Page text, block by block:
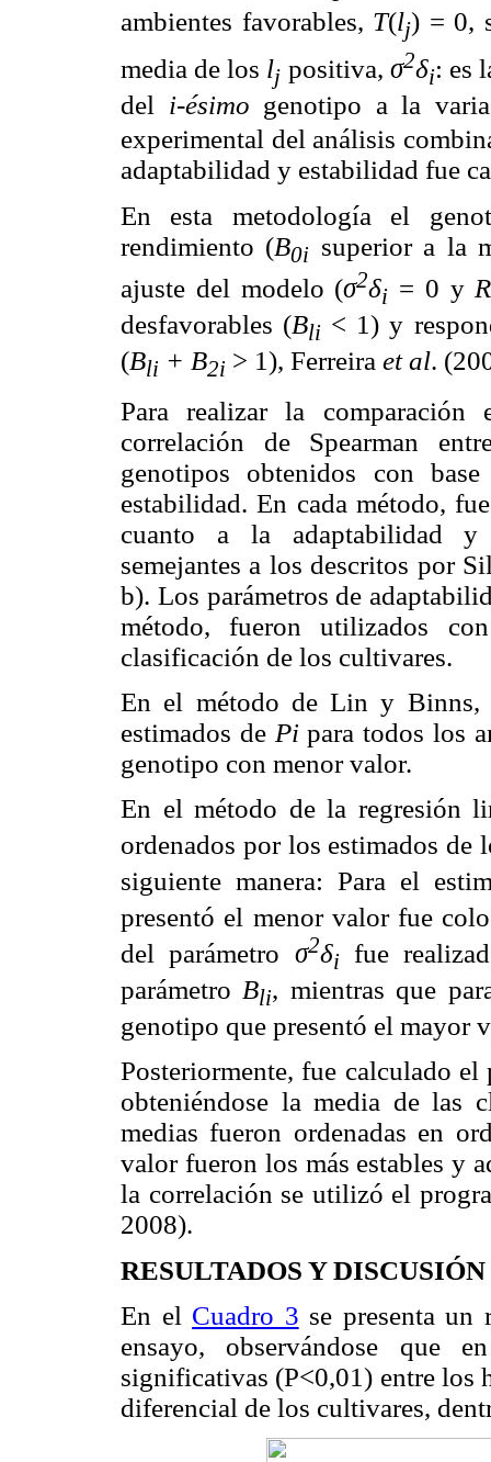
ambientes favorables, T(lj) = 0,
media de los lj positiva, σ2δi: es
del i-ésimo genotipo a la
experimental del análisis
adaptabilidad y estabilidad fue
En esta metodología el
rendimiento (B0i superior a la
ajuste del modelo (σ2δi = 0 y R
desfavorables (Bli < 1) y
(Bli + B2i > 1), Ferreira et al.
Para realizar la comparación
correlación de Spearman
genotipos obtenidos con
estabilidad. En cada método,
cuanto a la adaptabilidad y
semejantes a los descritos por
b). Los parámetros de
método, fueron utilizados
clasificación de los cultivares.
En el método de Lin y Binns,
estimados de Pipara todos los
genotipo con menor valor.
En el método de la regresión
ordenados por los estimados de
siguiente manera: Para el
presentó el menor valor fue
del parámetro σ2δi
fue
parámetro Bli, mientras que
genotipo que presentó el mayor
Posteriormente, fue calculado
obteniéndose la media de las
medias fueron ordenadas en
valor fueron los más estables y
la correlación se utilizó el
2008).
RESULTADOS Y DISCUSIÓN
En el Cuadro 3 se presenta un
ensayo, observándose que
significativas (P<0,01) entre los
diferencial de los cultivares,